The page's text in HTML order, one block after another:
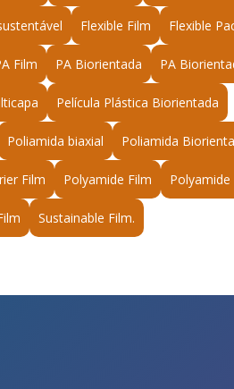
Flexible Film Flexible
Film PA Biorientada PA
Película Plástica Biorientada
Poliamida biaxial Poliamida
Film Polyamide Film Polyamide
Sustainable Film.